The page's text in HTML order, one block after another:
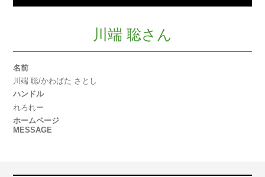
川端 聡さん
名前
川端 聡/かわばた さとし
ハンドル
れろれー
ホームページ
MESSAGE